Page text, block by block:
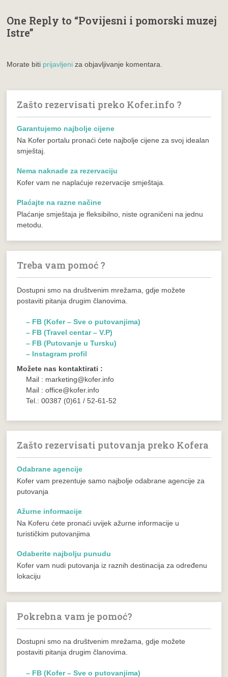
One Reply to “Povijesni i pomorski muzej
Istre”
Morate biti prijavljeni za objavljivanje komentara.
Zašto rezervisati preko Kofer.info ?
Garantujemo najbolje cijene
Na Kofer portalu pronaći ćete najbolje cijene za svoj idealan
smještaj.
Nema naknade za rezervaciju
Kofer vam ne naplaćuje rezervacije smještaja.
Plaćajte na razne načine
Plaćanje smještaja je fleksibilno, niste ograničeni na jednu
metodu.
Treba vam pomoć ?
Dostupni smo na društvenim mrežama, gdje možete
postaviti pitanja drugim članovima.
– FB (Kofer – Sve o putovanjima)
– FB (Travel centar – V.P)
– FB (Putovanje u Tursku)
– Instagram profil
Možete nas kontaktirati :
Mail : marketing@kofer.info
Mail : office@kofer.info
Tel.: 00387 (0)61 / 52-61-52
Zašto rezervisati putovanja preko Kofera
Odabrane agencije
Kofer vam prezentuje samo najbolje odabrane agencije za
putovanja
Ažurne informacije
Na Koferu ćete pronaći uvijek ažurne informacije u
turističkim putovanjima
Odaberite najbolju punudu
Kofer vam nudi putovanja iz raznih destinacija za određenu
lokaciju
Pokrebna vam je pomoć?
Dostupni smo na društvenim mrežama, gdje možete
postaviti pitanja drugim članovima.
– FB (Kofer – Sve o putovanjima)